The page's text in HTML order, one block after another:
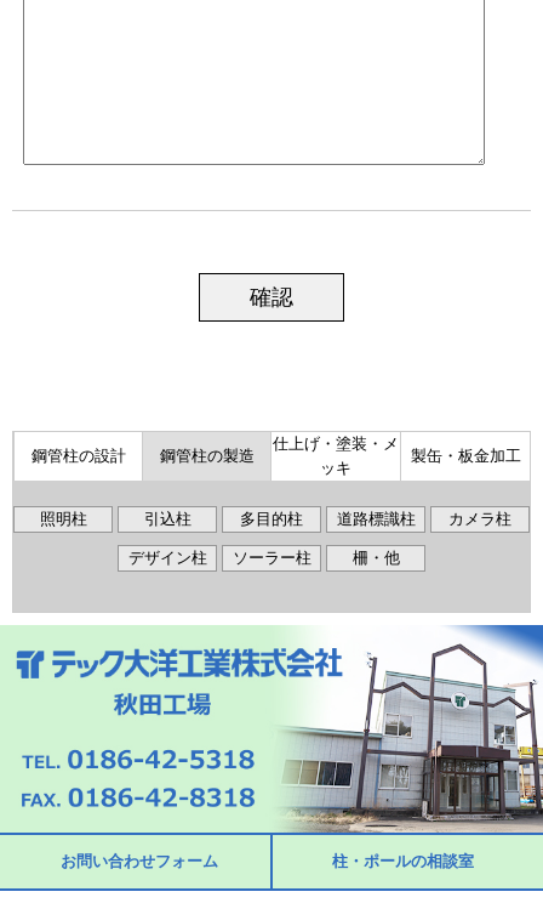
鋼管柱の設計 鋼管柱の製造
仕上げ・塗装・メ
ッキ
製缶・板金加工
照明柱 引込柱 多目的柱 道路標識柱 カメラ柱
デザイン柱 ソーラー柱 柵・他
お問い合わせフォーム 柱・ポールの相談室